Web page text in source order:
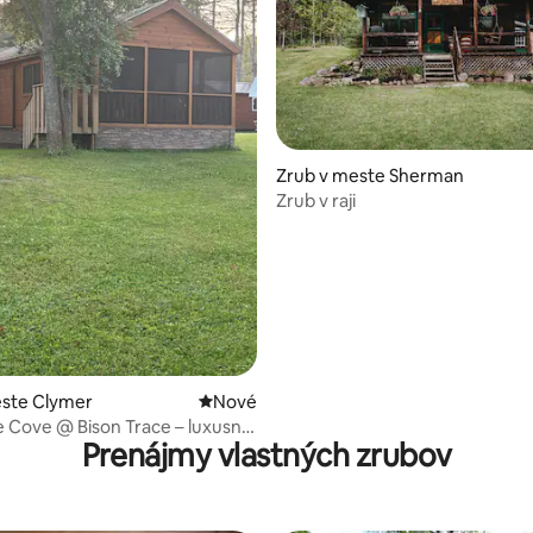
5 z 5, počet hodnotení: 21
Clymer Nové ubytovanie
Nové
Cove @ Bison Trace – luxusný
Zrub v meste Sherman
Zrub v raji
Prenájmy vlastných zrubov